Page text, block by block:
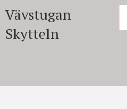
Vävstugan
Skytteln